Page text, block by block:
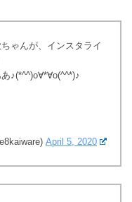
ゃんが、インスタライ
♪(*^^)o∀*∀o(^^*)♪
April 5, 2020